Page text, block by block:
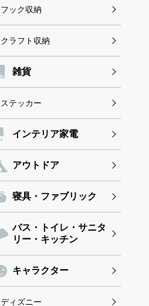
フック収納
クラフト収納
雑貨
ステッカー
インテリア家電
アウトドア
寝具・ファブリック
バス・トイレ・サニタ
リー・キッチン
キャラクター
ディズニー